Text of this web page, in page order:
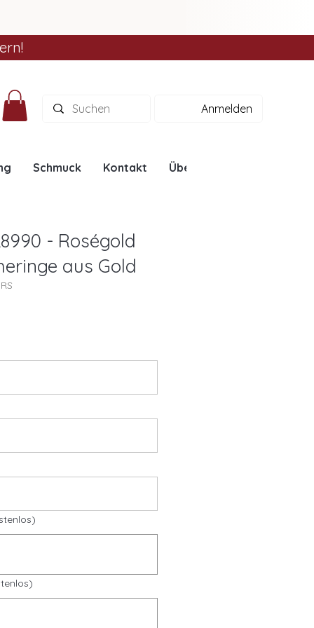
Anmelden
Schmuck Kontakt Über uns
- Roségold
aus Gold